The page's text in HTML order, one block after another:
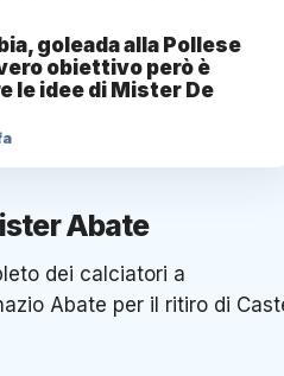
goleada alla Pollese
obiettivo però è
le idee di Mister De
Abate
dei calciatori a
Abate per il ritiro di